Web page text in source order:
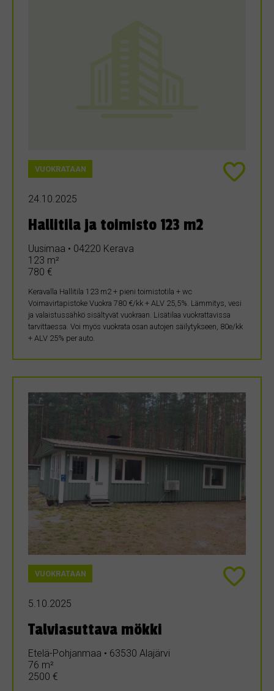
VUOKRATAAN
24.10.2025
Hallitila ja toimisto 123 m2
Uusimaa • 04220 Kerava
123 m²
780 €
Keravalla Hallitila 123 m2 + pieni toimistotila + wc
Voimavirtapistoke Vuokra 780 €/kk + ALV 25,5%. Lämmitys, vesi
ja valaistussähkö sisältyvät vuokraan. Lisätilaa vuokrattavissa
tarvittaessa. Voi myös vuokrata osan autojen säilytykseen, 80e/kk
+ ALV 25% per auto.
VUOKRATAAN
5.10.2025
Talviasuttava mökki
Etelä-Pohjanmaa • 63530 Alajärvi
76 m²
2500 €